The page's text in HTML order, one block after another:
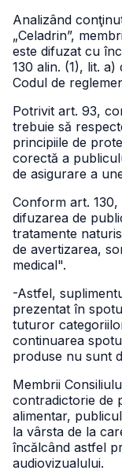
Analizând
„Celadrin”,
este difuzat cu
130 alin. (1), lit.
Codul de
Potrivit art. 93,
trebuie să
principiile de
corectă a
de asigurare a
Conform art. 130,
difuzarea de
tratamente
de avertizarea,
medical".
-Astfel,
prezentat în
tuturor
continuarea
produse nu sunt
Membrii
contradictorie de
alimentar,
la vârsta de la
încălcând astfel
audiovizualului.